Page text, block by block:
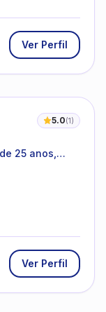
Ver Perfil
5.0(1)
25 anos,
Ver Perfil